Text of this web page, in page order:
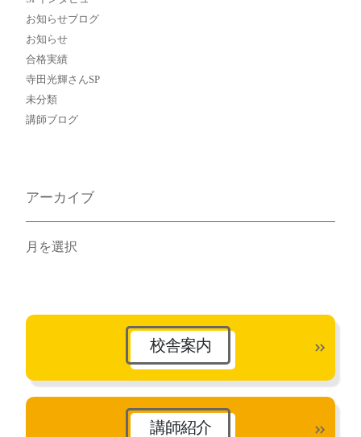
お知らせブログ
お知らせ
合格実績
寺田光輝さんSP
未分類
講師ブログ
アーカイブ
ア
ブ
校舎案内
講師紹介